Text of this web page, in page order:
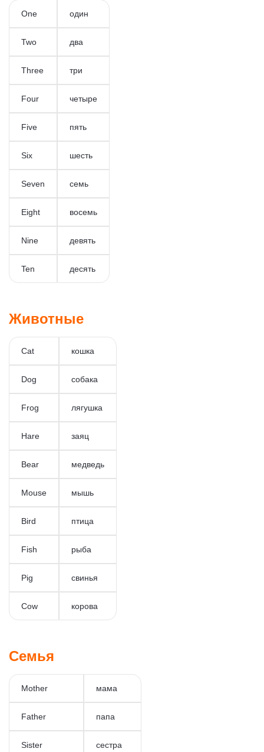
One один
Two два
Three три
Four четыре
Five пять
Six шесть
Seven семь
Eight восемь
Nine девять
Ten десять
Животные
Cat кошка
Dog собака
Frog лягушка
Hare заяц
Bear медведь
Mouse мышь
Bird птица
Fish рыба
Pig свинья
Cow корова
Семья
Mother мама
Father папа
Sister сестра